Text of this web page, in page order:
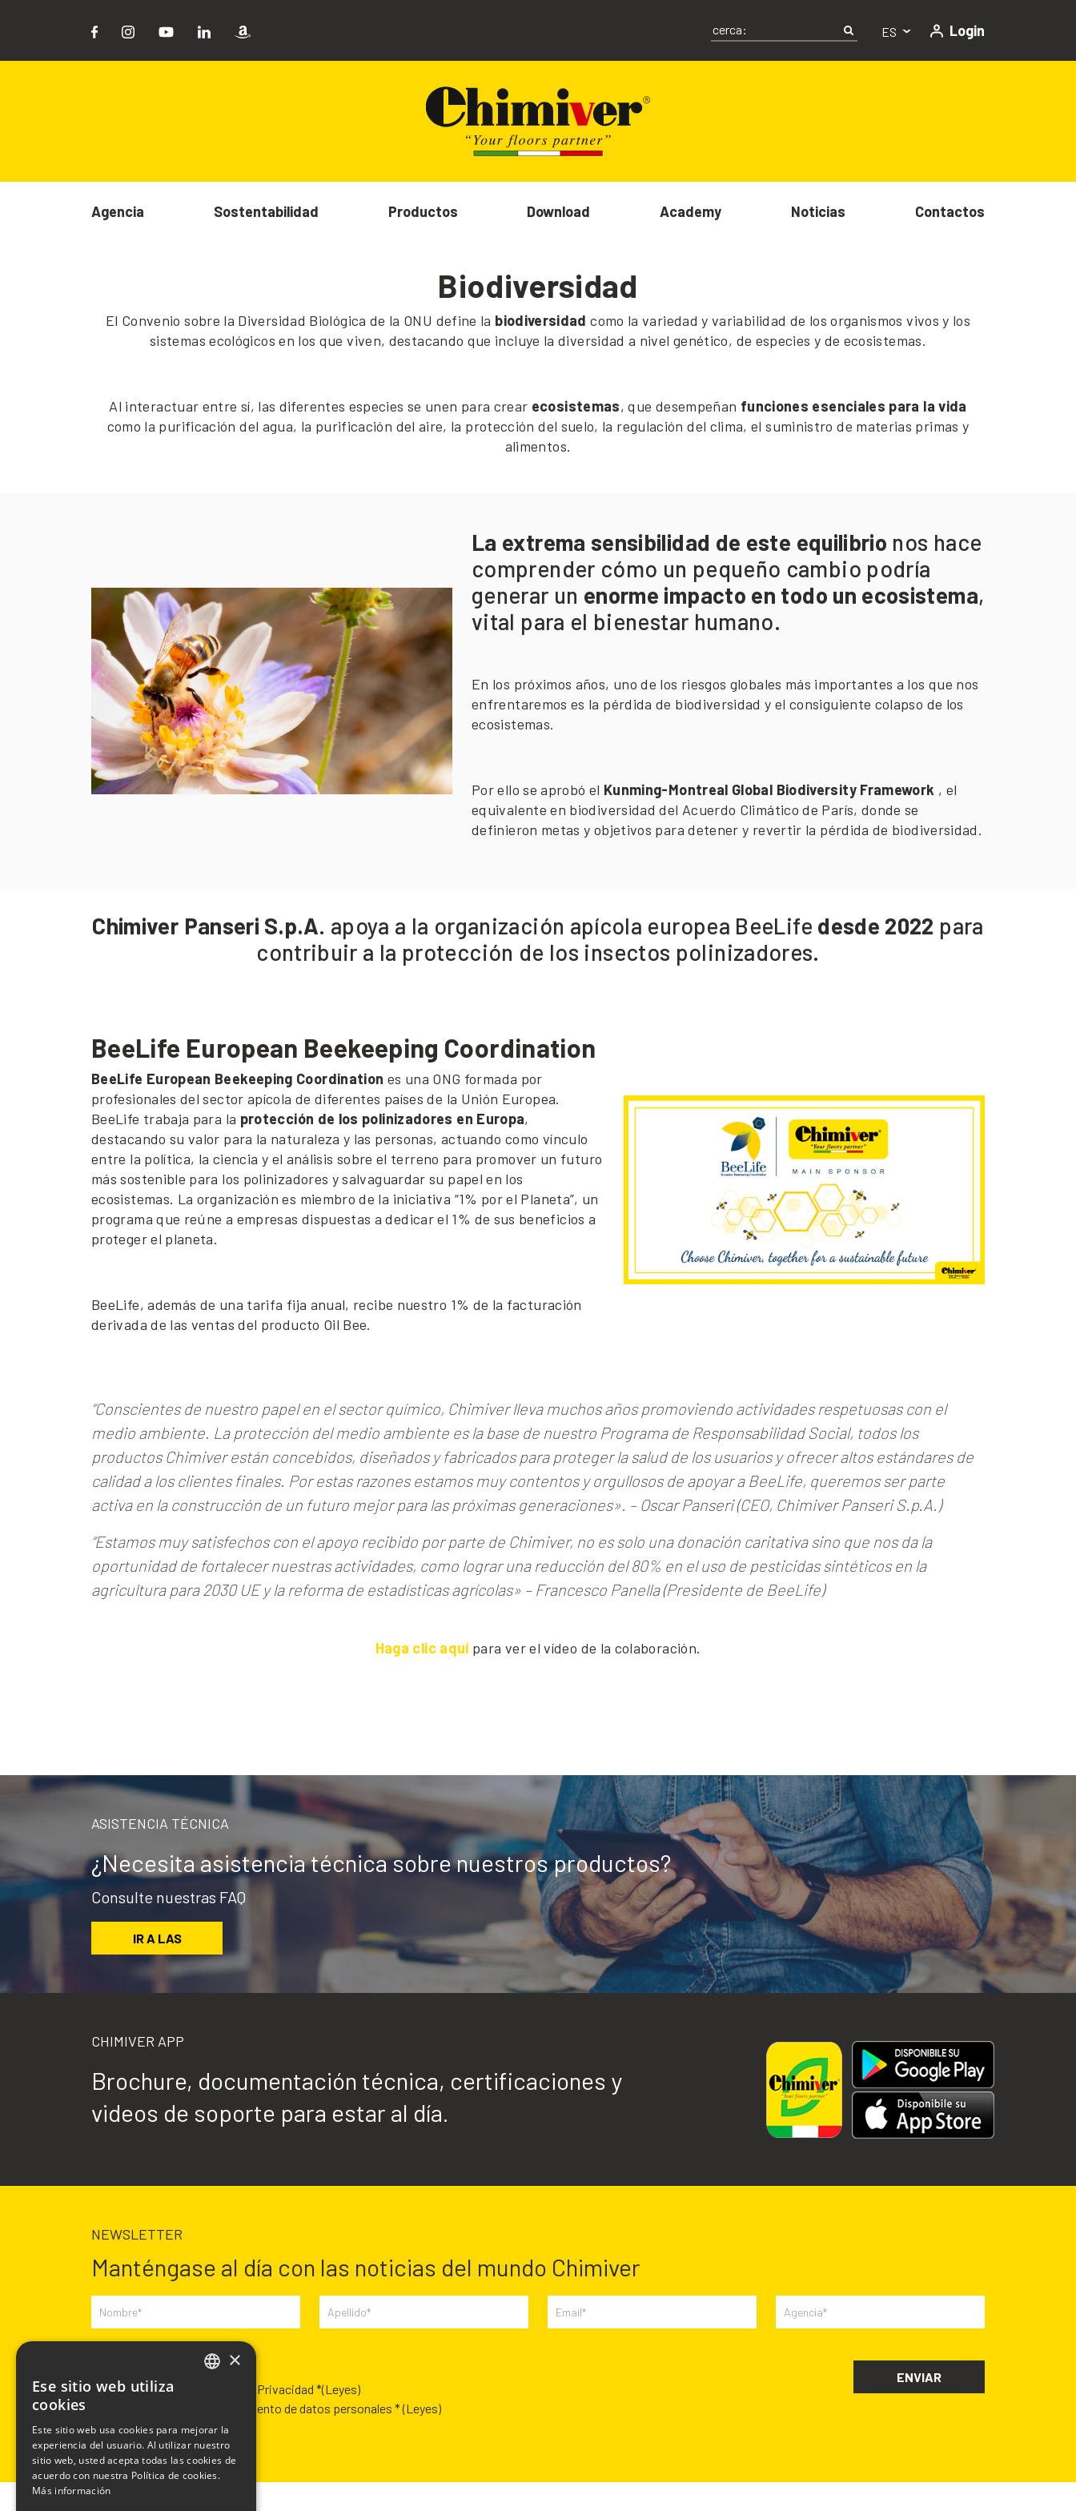
ES Login
Agencia Sostentabilidad Productos Download Academy Noticias Contactos
Biodiversidad
El Convenio sobre la Diversidad Biológica de la ONU define la biodiversidad como la variedad y variabilidad de los organismos vivos y los
sistemas ecológicos en los que viven, destacando que incluye la diversidad a nivel genético, de especies y de ecosistemas.
Al interactuar entre sí, las diferentes especies se unen para crear ecosistemas, que desempeñan funciones esenciales para la vida
como la purificación del agua, la purificación del aire, la protección del suelo, la regulación del clima, el suministro de materias primas y
alimentos.
La extrema sensibilidad de este equilibrio nos hace
comprender cómo un pequeño cambio podría
generar un enorme impacto en todo un ecosistema,
vital para el bienestar humano.
En los próximos años, uno de los riesgos globales más importantes a los que nos
enfrentaremos es la pérdida de biodiversidad y el consiguiente colapso de los
ecosistemas.
Por ello se aprobó el Kunming-Montreal Global Biodiversity Framework , el
equivalente en biodiversidad del Acuerdo Climático de París, donde se
definieron metas y objetivos para detener y revertir la pérdida de biodiversidad.
Chimiver Panseri S.p.A. apoya a la organización apícola europea BeeLife desde 2022 para
contribuir a la protección de los insectos polinizadores.
BeeLife European Beekeeping Coordination
BeeLife European Beekeeping Coordination es una ONG formada por
profesionales del sector apícola de diferentes países de la Unión Europea.
BeeLife trabaja para la protección de los polinizadores en Europa,
destacando su valor para la naturaleza y las personas, actuando como vínculo
entre la política, la ciencia y el análisis sobre el terreno para promover un futuro
más sostenible para los polinizadores y salvaguardar su papel en los
ecosistemas. La organización es miembro de la iniciativa “1% por el Planeta”, un
programa que reúne a empresas dispuestas a dedicar el 1% de sus beneficios a
proteger el planeta.
BeeLife, además de una tarifa fija anual, recibe nuestro 1% de la facturación
derivada de las ventas del producto Oil Bee.
“Conscientes de nuestro papel en el sector químico, Chimiver lleva muchos años promoviendo actividades respetuosas con el
medio ambiente. La protección del medio ambiente es la base de nuestro Programa de Responsabilidad Social, todos los
productos Chimiver están concebidos, diseñados y fabricados para proteger la salud de los usuarios y ofrecer altos estándares de
calidad a los clientes finales. Por estas razones estamos muy contentos y orgullosos de apoyar a BeeLife, queremos ser parte
activa en la construcción de un futuro mejor para las próximas generaciones». – Oscar Panseri (CEO, Chimiver Panseri S.p.A.)
“Estamos muy satisfechos con el apoyo recibido por parte de Chimiver, no es solo una donación caritativa sino que nos da la
oportunidad de fortalecer nuestras actividades, como lograr una reducción del 80% en el uso de pesticidas sintéticos en la
agricultura para 2030 UE y la reforma de estadísticas agrícolas» – Francesco Panella (Presidente de BeeLife)
Haga clic aquí para ver el vídeo de la colaboración.
ASISTENCIA TÉCNICA
¿Necesita asistencia técnica sobre nuestros productos?
Consulte nuestras FAQ
IR A LAS
CHIMIVER APP
Brochure, documentación técnica, certificaciones y
videos de soporte para estar al día.
NEWSLETTER
Manténgase al día con las noticias del mundo Chimiver
Habiendo leído la Política de Privacidad *(Leyes)
Autorización para el tratamiento de datos personales *(Leyes)
FRENCH
SPANISH
×
Ese sitio web utiliza
cookies
Este sitio web usa cookies para mejorar la
experiencia del usuario. Al utilizar nuestro
sitio web, usted acepta todas las cookies de
acuerdo con nuestra Política de cookies.
Más información